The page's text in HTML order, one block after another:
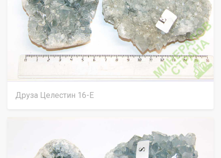
Друза Целестин 16-Е